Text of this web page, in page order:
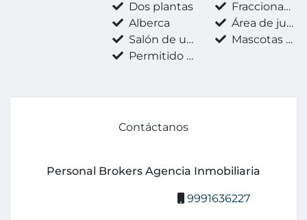
Dos plantas
Fraccionamiento privado
Alberca
Área de juegos infantiles
Salón de usos múltiples
Mascotas permitidas
Permitido fumar
Contáctanos
Personal Brokers Agencia Inmobiliaria
9991636227